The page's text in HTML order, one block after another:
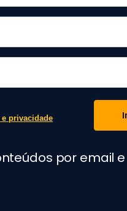
privacidade
por email